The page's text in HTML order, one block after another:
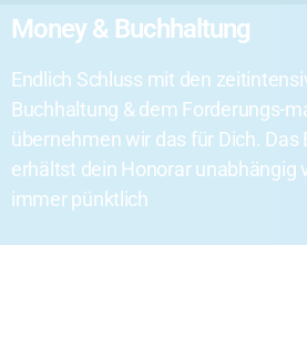
Money & Buchhaltung
Endlich Schluss mit den
Buchhaltung & dem Forderungs-
übernehmen wir das für Dich. Das
erhältst dein Honorar unabhängig
immer pünktlich